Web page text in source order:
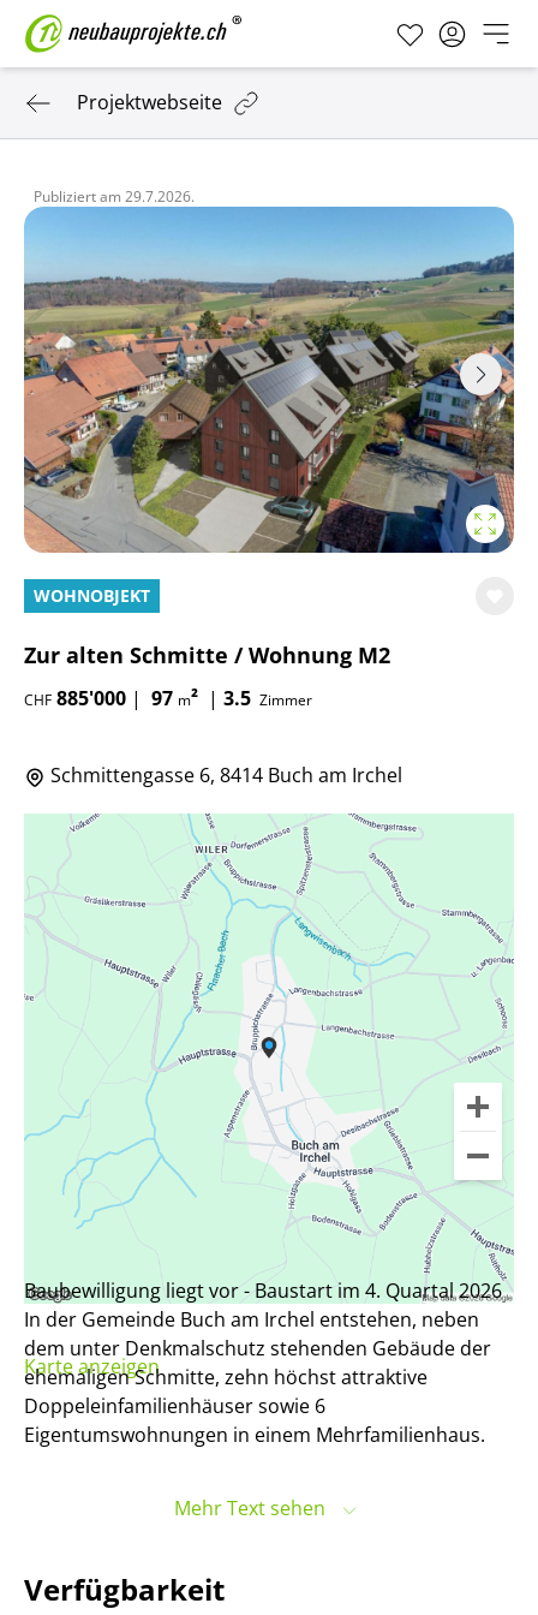
Projektwebseite
Publiziert am 29.7.2026.
WOHNOBJEKT
Zur alten Schmitte / Wohnung M2
CHF 885'000 | 97 m² | 3.5 Zimmer
Schmittengasse 6, 8414 Buch am Irchel
Karte anzeigen
Baubewilligung liegt vor - Baustart im 4. Quartal 2026
In der Gemeinde Buch am Irchel entstehen, neben
dem unter Denkmalschutz stehenden Gebäude der
ehemaligen Schmitte, zehn höchst attraktive
Doppeleinfamilienhäuser sowie 6
Eigentumswohnungen in einem Mehrfamilienhaus.
Wohnung mit Galerie. Das Konzept der gemeinsamen
Tiefgarage und Kellerräumen), die Gliederung und
Anmutung der Baukörper, sowie die Wahl der
Mehr Text sehen
Verfügbarkeit